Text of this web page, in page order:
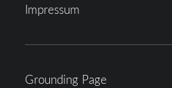
Impressum
Grounding Page